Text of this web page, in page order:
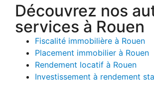
Découvrez nos
services à Rouen
Fiscalité immobilière à Rouen
Placement immobilier à Rouen
Rendement locatif à Rouen
Investissement à rendement